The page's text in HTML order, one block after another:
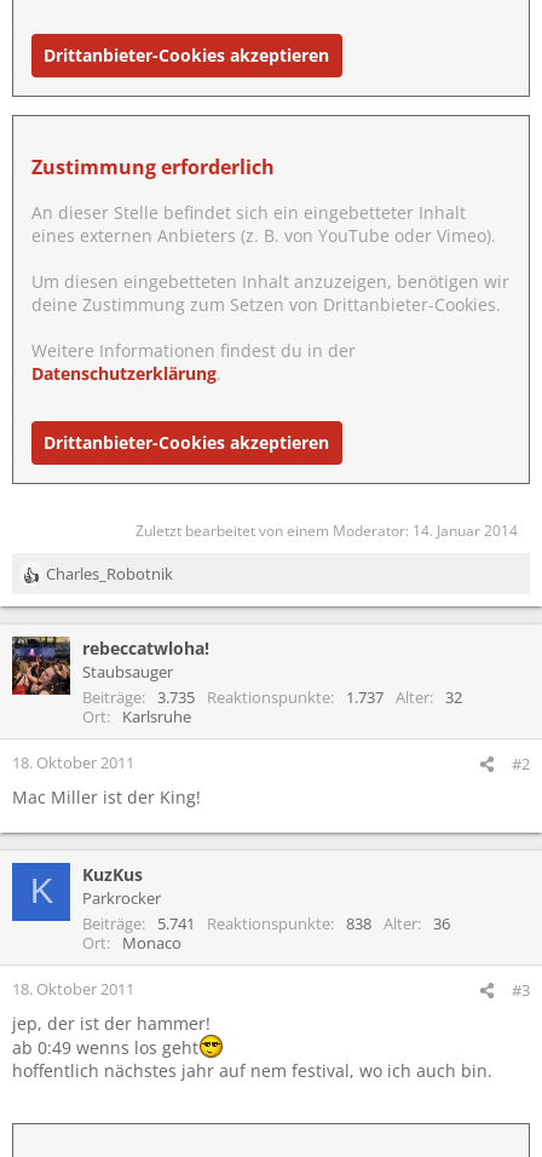
Drittanbieter-Cookies akzeptieren
Zustimmung erforderlich
An dieser Stelle befindet sich ein eingebetteter Inhalt
eines externen Anbieters (z. B. von YouTube oder Vimeo).
Um diesen eingebetteten Inhalt anzuzeigen, benötigen wir
deine Zustimmung zum Setzen von Drittanbieter-Cookies.
Weitere Informationen findest du in der
Datenschutzerklärung.
Drittanbieter-Cookies akzeptieren
Zuletzt bearbeitet von einem Moderator: 14. Januar 2014
R
e
k
t
i
n
e
:
Charles_Robotnik
rebeccatwloha!
Staubsauger
Beiträge
3.735 Reaktionspunkte 1.737 Alter
32
Ort
Karlsruhe
18. Oktober 2011 #2
Mac Miller ist der King!
K KuzKus
Parkrocker
Beiträge
5.741 Reaktionspunkte 838 Alter
36
Ort
Monaco
18. Oktober 2011 #3
jep, der ist der hammer!
ab 0:49 wenns los geht
hoffentlich nächstes jahr auf nem festival, wo ich auch bin.